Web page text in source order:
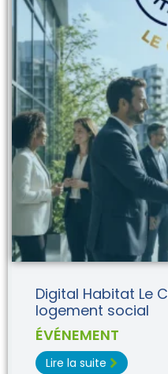
Digital Habitat Le
logement social
ÉVÉNEMENT
Lire la suite